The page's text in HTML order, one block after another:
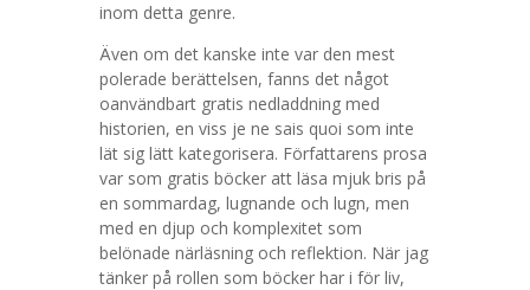
inom detta genre.
Även om det kanske inte var den mest
polerade berättelsen, fanns det något
oanvändbart gratis nedladdning med
historien, en viss je ne sais quoi som inte
lät sig lätt kategorisera. Författarens prosa
var som gratis böcker att läsa mjuk bris på
en sommardag, lugnande och lugn, men
med en djup och komplexitet som
belönade närläsning och reflektion. När jag
tänker på rollen som böcker har i för liv,